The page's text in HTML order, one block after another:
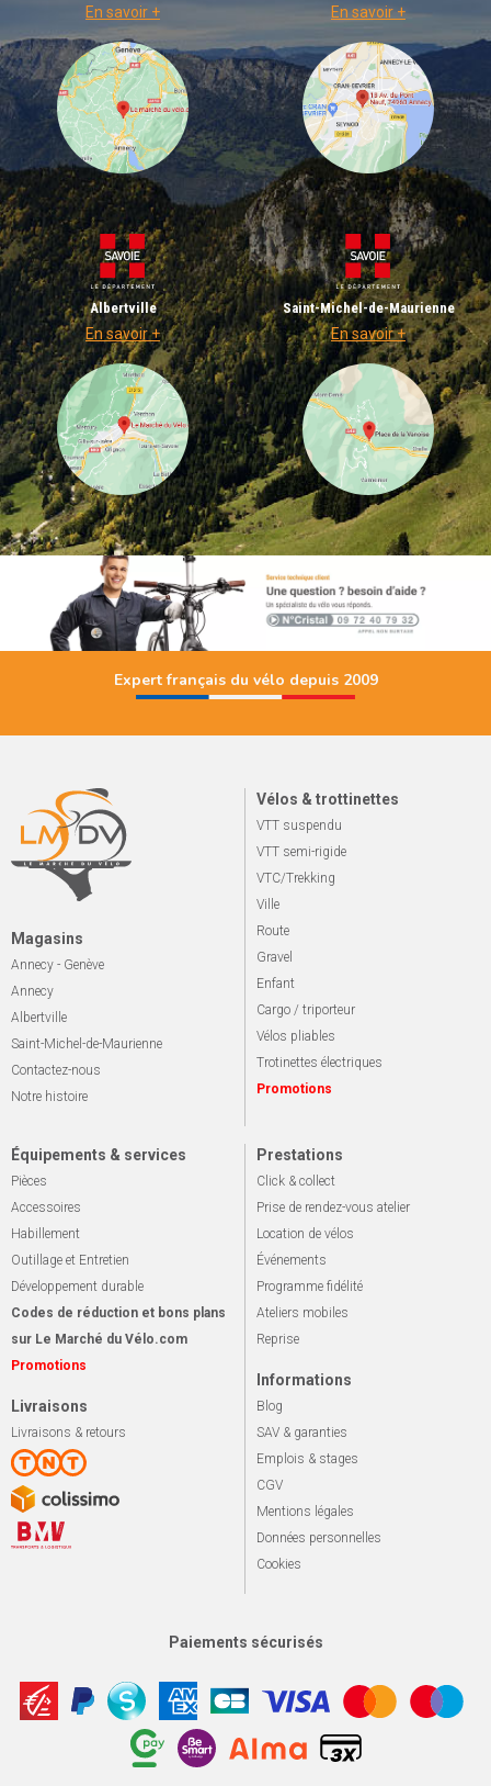
En savoir + En savoir +
Albertville
En savoir +
Saint-Michel-de-Maurienne
En savoir +
Expert français du vélo depuis 2009
Magasins
Annecy - Genève
Annecy
Albertville
Saint-Michel-de-Maurienne
Contactez-nous
Notre histoire
Vélos & trottinettes
VTT suspendu
VTT semi-rigide
VTC/Trekking
Ville
Route
Gravel
Enfant
Cargo / triporteur
Vélos pliables
Trotinettes électriques
Promotions
Équipements & services
Pièces
Accessoires
Habillement
Outillage et Entretien
Développement durable
Codes de réduction et bons plans
sur Le Marché du Vélo.com
Promotions
Livraisons
Livraisons & retours
Prestations
Click & collect
Prise de rendez-vous atelier
Location de vélos
Événements
Programme fidélité
Ateliers mobiles
Reprise
Informations
Blog
SAV & garanties
Emplois & stages
CGV
Mentions légales
Données personnelles
Cookies
Paiements sécurisés